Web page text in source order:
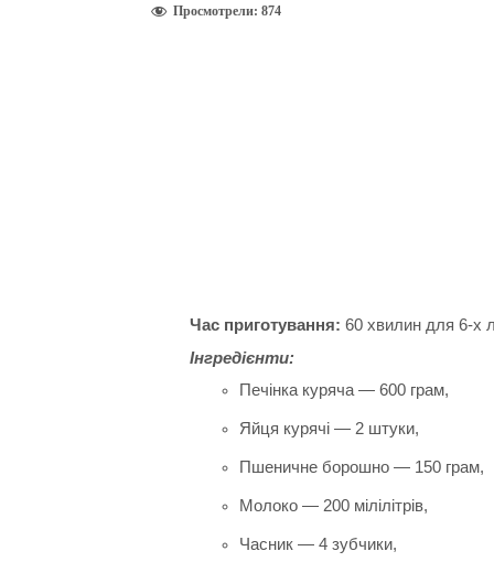
Просмотрели: 874
Час приготування: 60 хвилин для 6-х
Інгредієнти:
Печінка куряча — 600 грам,
Яйця курячі — 2 штуки,
Пшеничне борошно — 150 грам,
Молоко — 200 мілілітрів,
Часник — 4 зубчики,